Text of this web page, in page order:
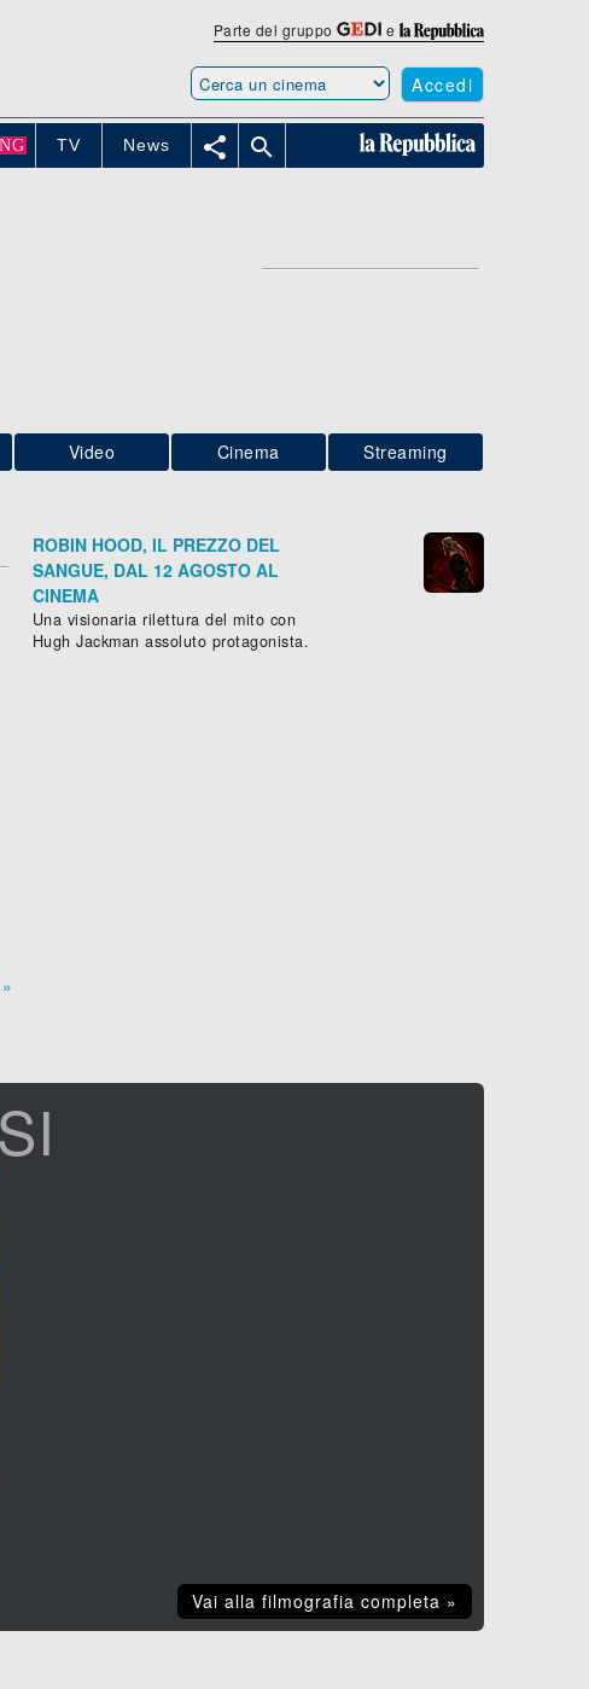
Parte del gruppo e
Accedi
TV News  
Video Cinema Streaming
ROBIN HOOD, IL PREZZO DEL
SANGUE, DAL 12 AGOSTO AL
CINEMA
Una visionaria rilettura del mito con
Hugh Jackman assoluto protagonista.
Vai alla filmografia completa »